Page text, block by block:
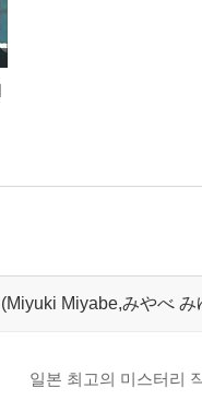
(Miyuki Miyabe,みやべ
일본 최고의 미스터리